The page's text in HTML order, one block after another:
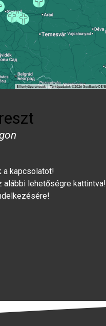
a kapcsolatot!
alábbi lehetőségre kattintva!